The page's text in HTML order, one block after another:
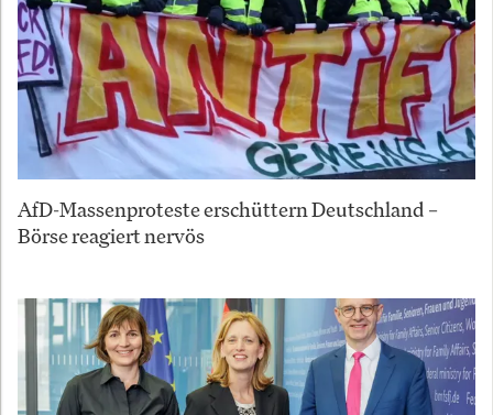
AfD-Massenproteste erschüttern Deutschland –
Börse reagiert nervös